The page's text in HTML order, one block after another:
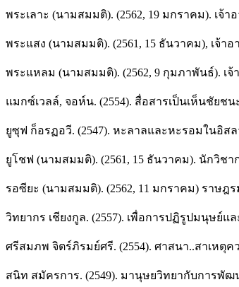
พระเลาะ (นามสมมติ). (2562, 19 มกราคม). เจ้
พระแสง (นามสมมติ). (2561, 15 ธันวาคม), เจ้า
พระแหลม (นามสมมติ). (2562, 9 กุมภาพันธ์). เ
แมกซ์เวลล์, จอห์น. (2554). สื่อสารเป็นเห็นชัยช
ยูซุฟ ก็อรฏอวี. (2547). หะลาลและหะรอมในอิส
ยูโชฟ (นามสมมติ). (2561, 15 ธันวาคม). นักวิช
รอซียะ (นามสมมติ). (2562, 11 มกราคม) ราษ
วิทยากร เชียงกูล. (2557). เพื่อการปฏิรูปมนุษย์แ
ศรีสมภพ จิตร์ภิรมย์ศรี. (2554). ศาสนา..สาเหตุ
สนิท สมัครการ. (2549). มานุษยวิทยากับการพัฒ